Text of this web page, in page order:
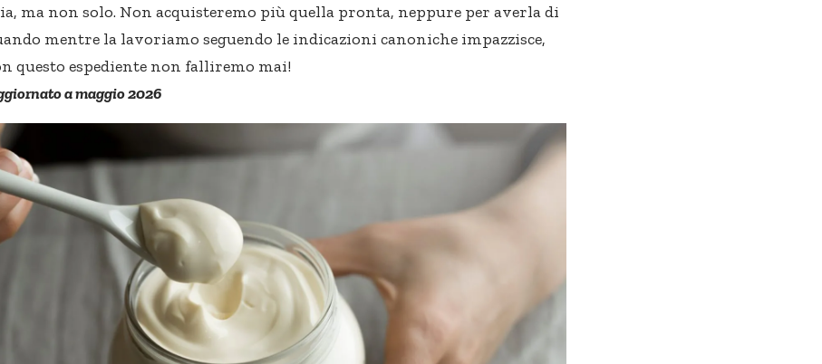
ma non solo. Non acquisteremo più quella pronta, neppure per averla di
mentre la lavoriamo seguendo le indicazioni canoniche impazzisce,
questo espediente non falliremo mai!
a maggio 2026